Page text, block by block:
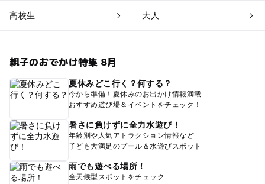
高校生 大人
親子のおでかけ特集 8月
夏休みどこ行く？何する？
今から準備！夏休みのお出かけ情報満載
おすすめ遊び場＆イベントをチェック！
暑さに負けずに全力水遊び！
年齢別や人気アトラクション情報など
子ども大満足のプール＆水遊びスポット
雨でも遊べる場所！
全天候型スポットをチェック